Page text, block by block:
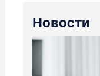
Новости